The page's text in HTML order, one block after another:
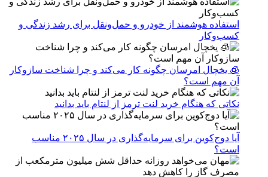
استفاده هوشمند از خودرو و حمل‌ونقل برای رشد زندگی و
کسب‌وکار
🧊 یخچال امرسان چگونه کار می‌کند و چرا شناخت سازوکار
آن مهم است؟
نکاتی که هنگام خرید لنت ترمز از لنتام باید بدانید
آیا دوج‌کوین برای سرمایه‌گذاری در سال ۲۰۲۵ مناسب
است؟